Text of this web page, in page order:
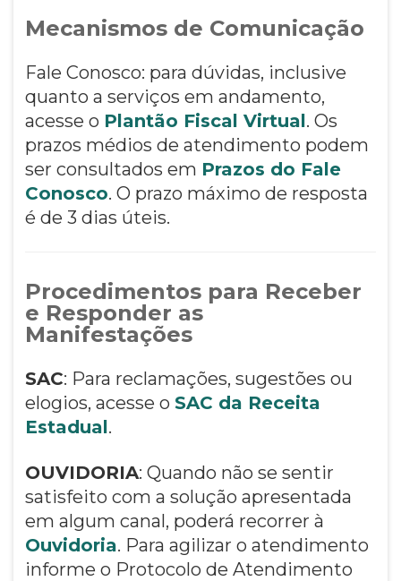
Mecanismos de Comunicação
Fale Conosco: para dúvidas, inclusive
quanto a serviços em andamento,
acesse o Plantão Fiscal Virtual. Os
prazos médios de atendimento podem
ser consultados em Prazos do Fale
Conosco. O prazo máximo de resposta
é de 3 dias úteis.
Procedimentos para Receber
e Responder as
Manifestações
SAC: Para reclamações, sugestões ou
elogios, acesse o SAC da Receita
Estadual.
OUVIDORIA: Quando não se sentir
satisfeito com a solução apresentada
em algum canal, poderá recorrer à
Ouvidoria. Para agilizar o atendimento
informe o Protocolo de Atendimento